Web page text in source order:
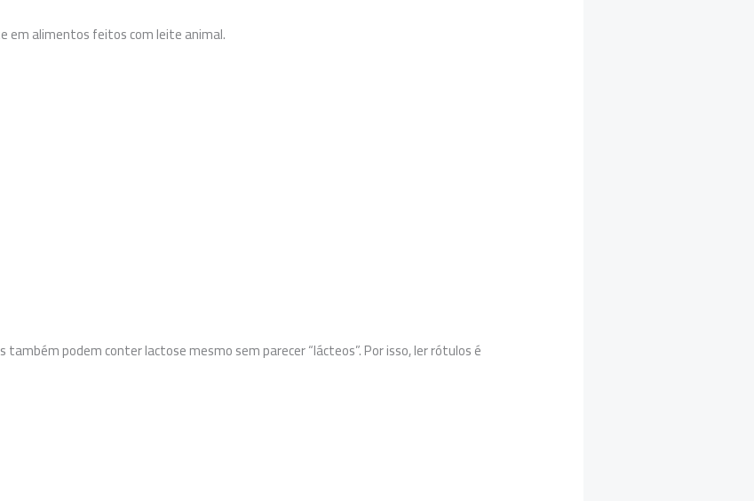
em alimentos feitos com leite animal.
podem conter lactose mesmo sem parecer “lácteos”. Por isso, ler rótulos é